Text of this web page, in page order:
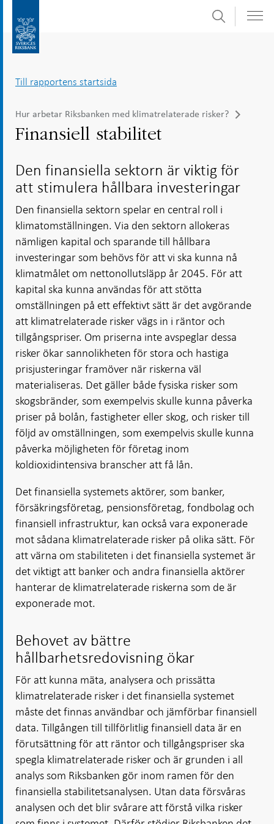
direkt
undersidor
Sök
Till rapportens startsida
Hur arbetar Riksbanken med klimatrelaterade risker?
Finansiell stabilitet
Den finansiella sektorn är viktig för
att stimulera hållbara investeringar
Den finansiella sektorn spelar en central roll i
klimatomställningen. Via den sektorn allokeras
nämligen kapital och sparande till hållbara
investeringar som behövs för att vi ska kunna nå
klimatmålet om nettonollutsläpp år 2045. För att
kapital ska kunna användas för att stötta
omställningen på ett effektivt sätt är det avgörande
att klimatrelaterade risker vägs in i räntor och
tillgångspriser. Om priserna inte avspeglar dessa
risker ökar sannolikheten för stora och hastiga
prisjusteringar framöver när riskerna väl
materialiseras. Det gäller både fysiska risker som
skogsbränder, som exempelvis skulle kunna påverka
priser på bolån, fastigheter eller skog, och risker till
följd av omställningen, som exempelvis skulle kunna
påverka möjligheten för företag inom
koldioxidintensiva branscher att få lån.
Det finansiella systemets aktörer, som banker,
försäkringsföretag, pensionsföretag, fondbolag och
finansiell infrastruktur, kan också vara exponerade
mot sådana klimatrelaterade risker på olika sätt. För
att värna om stabiliteten i det finansiella systemet är
det viktigt att banker och andra finansiella aktörer
hanterar de klimatrelaterade riskerna som de är
exponerade mot.
Behovet av bättre
hållbarhetsredovisning ökar
För att kunna mäta, analysera och prissätta
klimatrelaterade risker i det finansiella systemet
måste det finnas användbar och jämförbar finansiell
data. Tillgången till tillförlitlig finansiell data är en
förutsättning för att räntor och tillgångspriser ska
spegla klimatrelaterade risker och är grunden i all
analys som Riksbanken gör inom ramen för den
finansiella stabilitetsanalysen. Utan data försvåras
analysen och det blir svårare att förstå vilka risker